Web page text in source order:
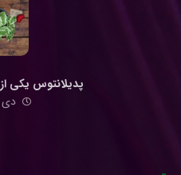
پدیلانتوس یکی
دی ۲۴, ۱۴۰۰